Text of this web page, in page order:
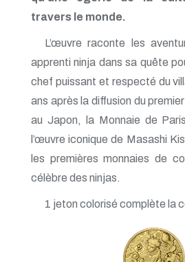
travers le monde.
L’œuvre raconte les
apprenti ninja dans sa quête
chef puissant et respecté du
ans après la diffusion du
au Japon, la Monnaie de
l’œuvre iconique de Masashi
les premières monnaies de
célèbre des ninjas.
1 jeton colorisé complète la